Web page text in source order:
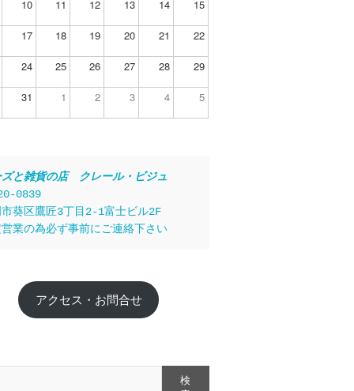
10 11 12 13 14 15
17 18 19 20 21 22
24 25 26 27 28 29
31 1 2 3 4 5
と雑貨の店　クレール・ビジュ
0839
葵区鷹匠3丁目2-1富士ビル2F
業の為必ず事前にご連絡下さい
アクセス・お問合せ
検